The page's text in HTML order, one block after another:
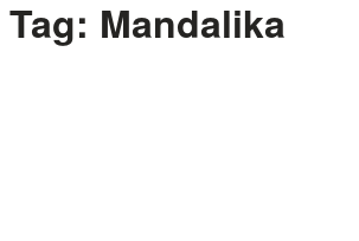
Tag: Mandalika